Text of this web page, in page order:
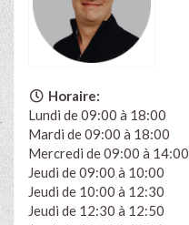
Horaire:
Lundi de 09:00 à 18:00
Mardi de 09:00 à 18:00
Mercredi de 09:00 à 14:00
Jeudi de 09:00 à 10:00
Jeudi de 10:00 à 12:30
Jeudi de 12:30 à 12:50